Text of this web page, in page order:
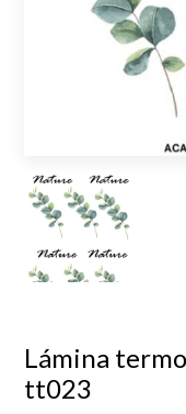
Lámina
tt023